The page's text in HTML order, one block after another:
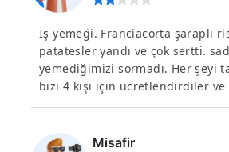
İş yemeği. Franciacorta şaraplı
patatesler yandı ve çok sertti.
yemediğimizi sormadı. Her şeyi
bizi 4 kişi için ücretlendirdiler ve
Misafir